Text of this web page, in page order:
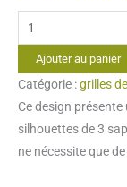
quantité
de
Point
de
croix
Lune
hivernale
Ajouter au panier
Catégorie :grilles
Ce design
silhouettes de 3
ne nécessite que